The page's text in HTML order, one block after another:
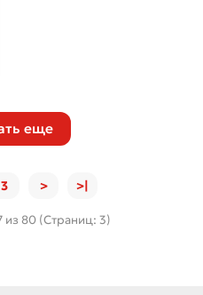
еще
3 > >|
из 80 (Страниц: 3)